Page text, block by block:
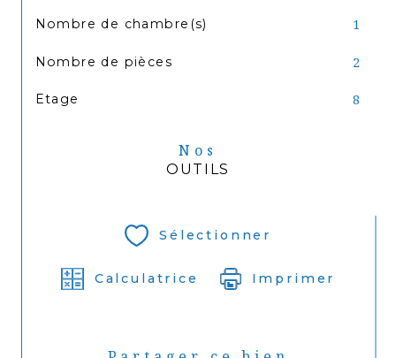
Nombre de chambre(s) 1
Nombre de pièces 2
Etage 8
Nos
OUTILS
Sélectionner
Calculatrice Imprimer